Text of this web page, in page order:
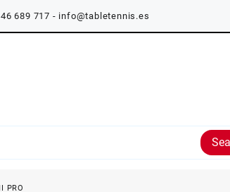
689 717 - info@tabletennis.es
PRO